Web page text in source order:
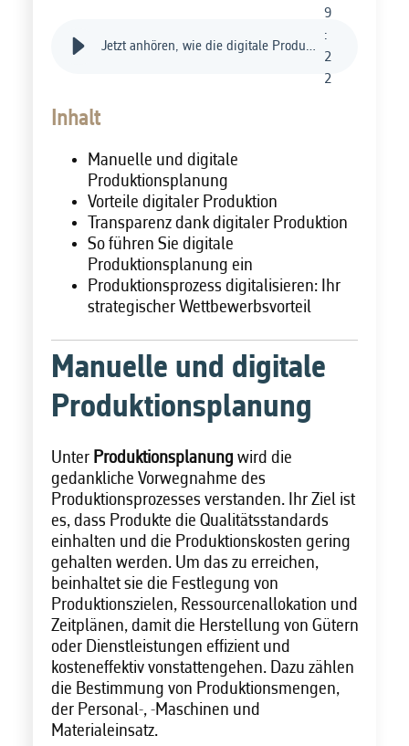
Jetzt anhören, wie die digitale Produktionsplanung für schnelle und effiziente Abläufe sorgt
9
:
2
2
Inhalt
Manuelle und digitale
Produktionsplanung
Vorteile digitaler Produktion
Transparenz dank digitaler Produktion
So führen Sie digitale
Produktionsplanung ein
Produktionsprozess digitalisieren: Ihr
strategischer Wettbewerbsvorteil
Manuelle und digitale
Produktionsplanung
Unter Produktionsplanung wird die
gedankliche Vorwegnahme des
Produktionsprozesses verstanden. Ihr Ziel ist
es, dass Produkte die Qualitätsstandards
einhalten und die Produktionskosten gering
gehalten werden. Um das zu erreichen,
beinhaltet sie die Festlegung von
Produktionszielen, Ressourcenallokation und
Zeitplänen, damit die Herstellung von Gütern
oder Dienstleistungen effizient und
kosteneffektiv vonstattengehen. Dazu zählen
die Bestimmung von Produktionsmengen,
der Personal-, -Maschinen und
Materialeinsatz.